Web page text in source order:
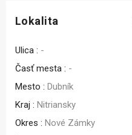
Lokalita
Ulica : -
Časť mesta : -
Mesto : Dubník
Kraj : Nitriansky
Okres : Nové Zámky